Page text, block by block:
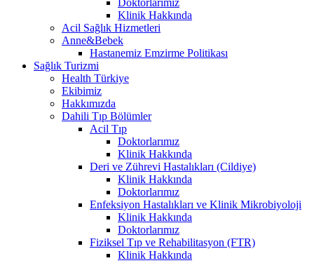
Klinik Hakkında
Acil Sağlık Hizmetleri
Anne&Bebek
Hastanemiz Emzirme Politikası
Sağlık Turizmi
Health Türkiye
Ekibimiz
Hakkımızda
Dahili Tıp Bölümler
Acil Tıp
Doktorlarımız
Klinik Hakkında
Deri ve Zührevi Hastalıkları (Cildiye)
Klinik Hakkında
Doktorlarımız
Enfeksiyon Hastalıkları ve Klinik Mikrobiyoloji
Klinik Hakkında
Doktorlarımız
Fiziksel Tıp ve Rehabilitasyon (FTR)
Klinik Hakkında